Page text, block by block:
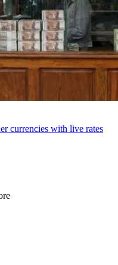
currencies with live rates